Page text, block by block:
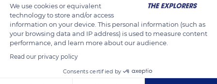
Zabriskie Point est un film italo-américain de Michelangelo
Antonioni, sorti en 1970. Le film illustre la contestation
étudiante américaine durant la fin des années 1960, ainsi que
la libération sexuelle propre à ces années. Il s'inscrit dans la
suite de films tels que Easy Rider de Dennis Hopper. Wikipédia
Bande originale : Pink Floyd, Roger Waters, David Gilmour,
We use cookies or equivalent
technology to store and/or access
information on your device. This personal information (such as
your browsing data and IP address) is used to measure content
performance, and learn more about our audience.
Read our privacy policy
Consents certified by